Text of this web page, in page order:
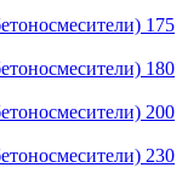
175
180
200
230